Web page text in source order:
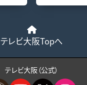
テレビ大阪Topへ
テレビ大阪（公式）